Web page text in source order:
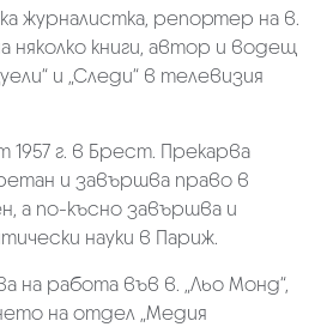
журналистка, репортер на в.
няколко книги, автор и водещ
и „Следи“ в телевизия
1957 г. в Брест. Прекарва
и завършва право в
а по-късно завършва и
науки в Париж.
на работа във в. „Льо Монд“,
на отдел „Медия